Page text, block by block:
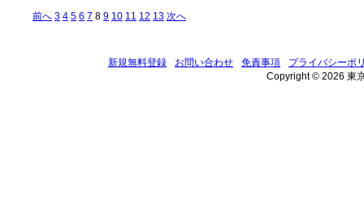
前へ 3 4 5 6 7 8 9 10 11 12 13 次へ
新規無料登録 お問い合わせ 免責事項
プライバシーポ
Copyright © 2026 東